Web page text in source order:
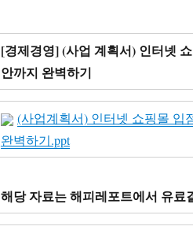
[경제경영] (사업 계획서) 인터넷
안까지 완벽하기
(사업계획서) 인터넷 쇼핑몰 입
완벽하기.ppt
해당 자료는 해피레포트에서 유료